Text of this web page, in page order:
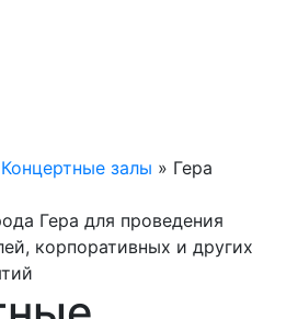
Концертные залы » Гера